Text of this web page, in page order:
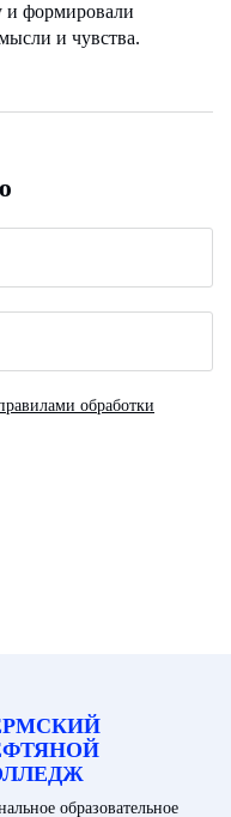
и формировали
и чувства.
обработки
образовательное